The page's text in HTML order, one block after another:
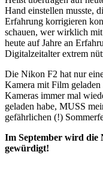
Hand einstellen musste,
Erfahrung korrigieren
schauen, wer wirklich
heute auf Jahre an
Digitalzeitalter extrem
Die Nikon F2 hat nur
Kamera mit Film
Kameras immer mal
geladen habe, MUSS
gefährlichen (!)
Im September wird die
gewürdigt!